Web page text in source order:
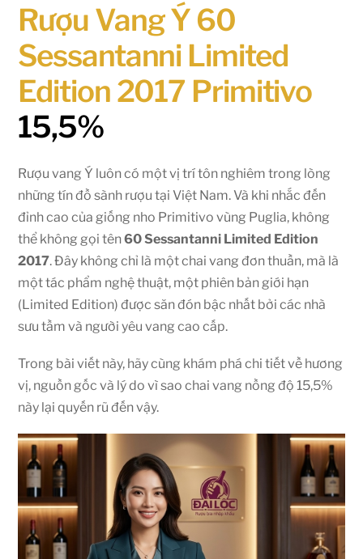
Rượu Vang Ý 60
Sessantanni Limited
Edition 2017 Primitivo
15,5%
Rượu vang Ý luôn có một vị trí tôn nghiêm trong lòng
những tín đồ sành rượu tại Việt Nam. Và khi nhắc đến
đỉnh cao của giống nho Primitivo vùng Puglia, không
thể không gọi tên60 Sessantanni Limited Edition
2017. Đây không chỉ là một chai vang đơn thuần, mà là
một tác phẩm nghệ thuật, một phiên bản giới hạn
(Limited Edition) được săn đón bậc nhất bởi các nhà
sưu tầm và người yêu vang cao cấp.
Trong bài viết này, hãy cùng khám phá chi tiết về hương
vị, nguồn gốc và lý do vì sao chai vang nồng độ 15,5%
này lại quyến rũ đến vậy.